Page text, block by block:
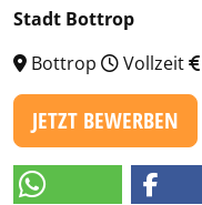
Stadt Bottrop
Bottrop
Vollzeit
JETZT BEWERBEN